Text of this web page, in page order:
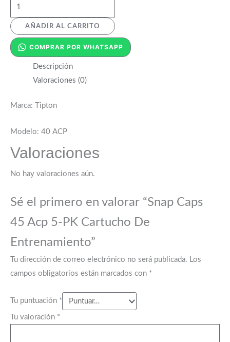
AÑADIR AL CARRITO
COMPRAR POR WHATSAPP
Descripción
Valoraciones (0)
Marca: Tipton
Modelo: 40 ACP
Valoraciones
No hay valoraciones aún.
Sé el primero en valorar “Snap Caps
45 Acp 5-PK Cartucho De
Entrenamiento”
Tu dirección de correo electrónico no será publicada. Los
campos obligatorios están marcados con *
Tu puntuación *
Tu valoración *